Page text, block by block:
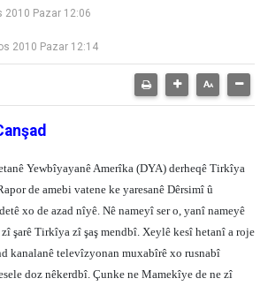
2010 Pazar 12:06
2010 Pazar 12:14
Yewbîyayanê Amerîka (DYA) derheqê Tirkîya
de amebi vatene ke yaresanê Dêrsimî û
xo de azad nîyê. Nê nameyî ser o, yanî nameyê
şarê Tirkîya zî şaş mendbî. Xeylê kesî hetanî a roje
kanalanê televîzyonan muxabîrê xo rusnabî
doz nêkerdbî. Çunke ne Mamekîye de ne zî